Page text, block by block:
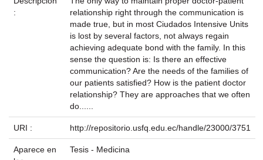
:
relationship right through the communication is
made true, but in most Ciudados Intensive Units
is lost by several factors, not always regain
achieving adequate bond with the family. In this
sense the question is: Is there an effective
communication? Are the needs of the families of
our patients satisfied? How is the patient doctor
relationship? They are approaches that we often
do......
URI : http://repositorio.usfq.edu.ec/handle/23000/3751
Aparece en
Tesis - Medicina